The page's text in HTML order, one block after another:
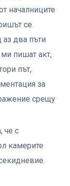
началниците
се
два пъти
пишат акт,
път,
за
срещу
че с
камерите